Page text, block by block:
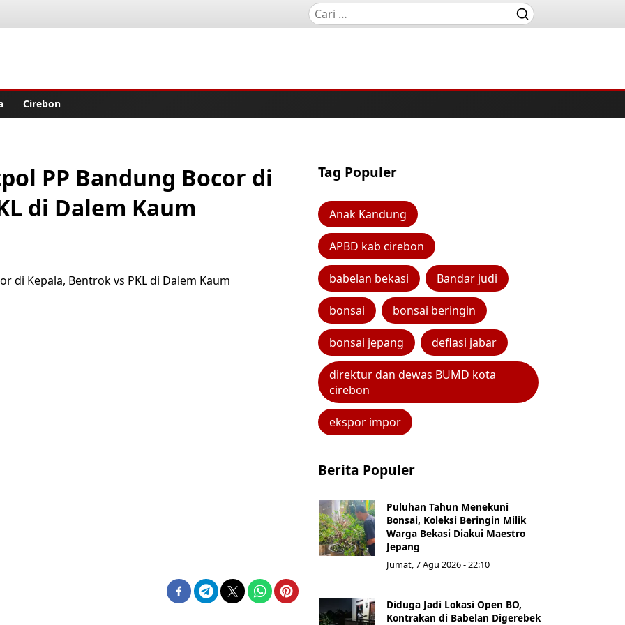
Cirebon
PP Bandung Bocor di
di Dalem Kaum
Tag Populer
Anak Kandung
APBD kab cirebon
babelan bekasi Bandar judi
bonsai bonsai beringin
bonsai jepang deflasi jabar
direktur dan dewas BUMD kota
cirebon
ekspor impor
Berita Populer
Puluhan Tahun Menekuni
Bonsai, Koleksi Beringin Milik
Warga Bekasi Diakui Maestro
Jepang
Jumat, 7 Agu 2026 - 22:10
Diduga Jadi Lokasi Open BO,
Kontrakan di Babelan Digerebek